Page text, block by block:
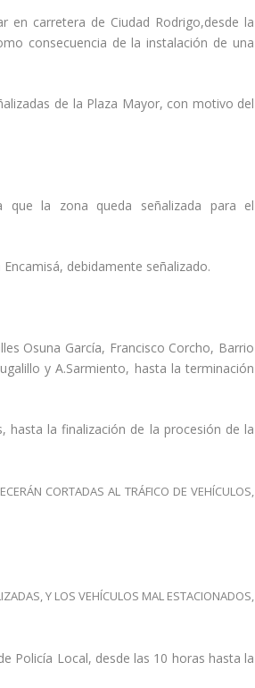
en carretera de Ciudad Rodrigo,desde la
consecuencia de la instalación de una
de la Plaza Mayor, con motivo del
la zona queda señalizada para el
, debidamente señalizado.
Osuna García, Francisco Corcho, Barrio
y A.Sarmiento, hasta la terminación
hasta la finalización de la procesión de la
CORTADAS AL TRÁFICO DE VEHÍCULOS,
Y LOS VEHÍCULOS MAL ESTACIONADOS,
Policía Local, desde las 10 horas hasta la